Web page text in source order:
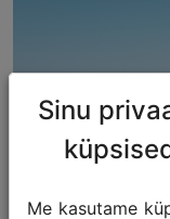
Sinu
Me kasutame